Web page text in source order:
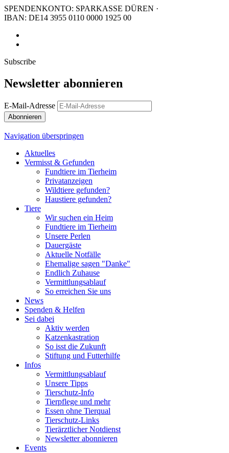
SPENDENKONTO: SPARKASSE DÜREN ·
IBAN: DE14 3955 0110 0000 1925 00
Subscribe
Newsletter abonnieren
E-Mail-Adresse
Abonnieren
Navigation überspringen
Aktuelles
Vermisst & Gefunden
Fundtiere im Tierheim
Privatanzeigen
Wildtiere gefunden?
Haustiere gefunden?
Tiere
Wir suchen ein Heim
Fundtiere im Tierheim
Unsere Perlen
Dauergäste
Aktuelle Notfälle
Ehemalige sagen "Danke"
Endlich Zuhause
Vermittlungsablauf
So erreichen Sie uns
News
Spenden & Helfen
Sei dabei
Aktiv werden
Katzenkastration
So isst die Zukunft
Stiftung und Futterhilfe
Infos
Vermittlungsablauf
Unsere Tipps
Tierschutz-Info
Tierpflege und mehr
Essen ohne Tierqual
Tierschutz-Links
Tierärztlicher Notdienst
Newsletter abonnieren
Events